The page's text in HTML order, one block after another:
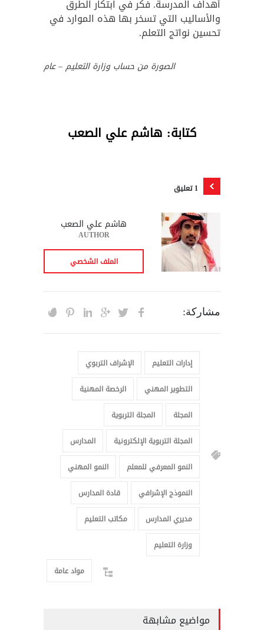
أهداف المدرسة. فكر في ابتكار الطرق
والأساليب التي تسخر بها هذه الموارد في
تحسين نواتج التعلم.
الصورة من حساب وزارة التعليم – عام
كتابة: هاشم علي الصعب
1 تعليق
هاشم علي الصعب
AUTHOR
الملف الشخصي
مشاركة:
إدارات التعليم
الإشراف التربوي
التطوير المهني
الرخصة المهنية
المجلة
المجلة التربوية
المجلة التربوية الإلكترونية
المدارس
النمو المعرفي للمعلم
النمو المهني
النموذج الإشرافي
قادة المدارس
مديري المدارس
مكاتب التعليم
وزارة التعليم
مواد عامة
مواضيع مشابهة